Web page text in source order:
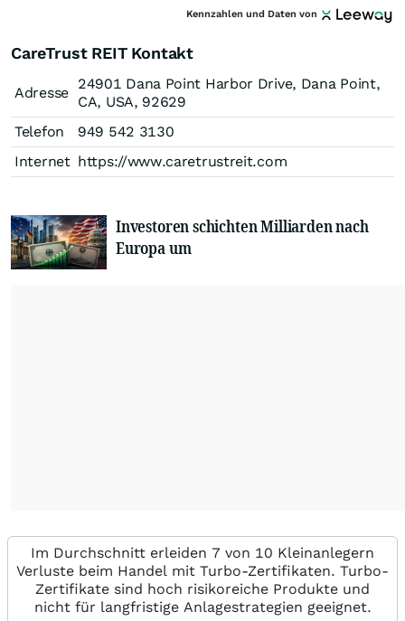
Kennzahlen und Daten von
CareTrust REIT Kontakt
Adresse
24901 Dana Point Harbor Drive, Dana Point,
CA, USA, 92629
Telefon
949 542 3130
Internet https://www.caretrustreit.com
Investoren schichten Milliarden nach
Europa um
Im Durchschnitt erleiden 7 von 10 Kleinanlegern
Verluste beim Handel mit Turbo-Zertifikaten. Turbo-
Zertifikate sind hoch risikoreiche Produkte und
nicht für langfristige Anlagestrategien geeignet.